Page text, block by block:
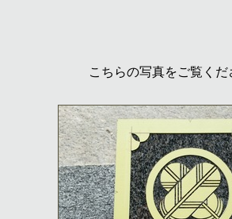
こちらの写真をご覧くだ